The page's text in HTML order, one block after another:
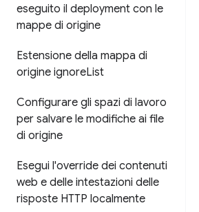
eseguito il deployment con le
mappe di origine
Estensione della mappa di
origine ignoreList
Configurare gli spazi di lavoro
per salvare le modifiche ai file
di origine
Esegui l'override dei contenuti
web e delle intestazioni delle
risposte HTTP localmente